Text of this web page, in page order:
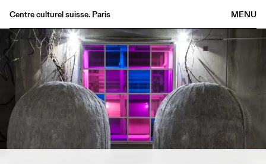
MENU
Centre culturel suisse. Paris
Agenda
Librairie
Buvette
Archives
Médiathèque
Éditions
Informations